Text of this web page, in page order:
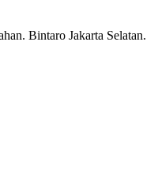
Bintaro Jakarta Selatan.